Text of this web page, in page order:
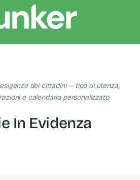
dei cittadini — tipo di utenza,
e calendario personalizzato.
In Evidenza